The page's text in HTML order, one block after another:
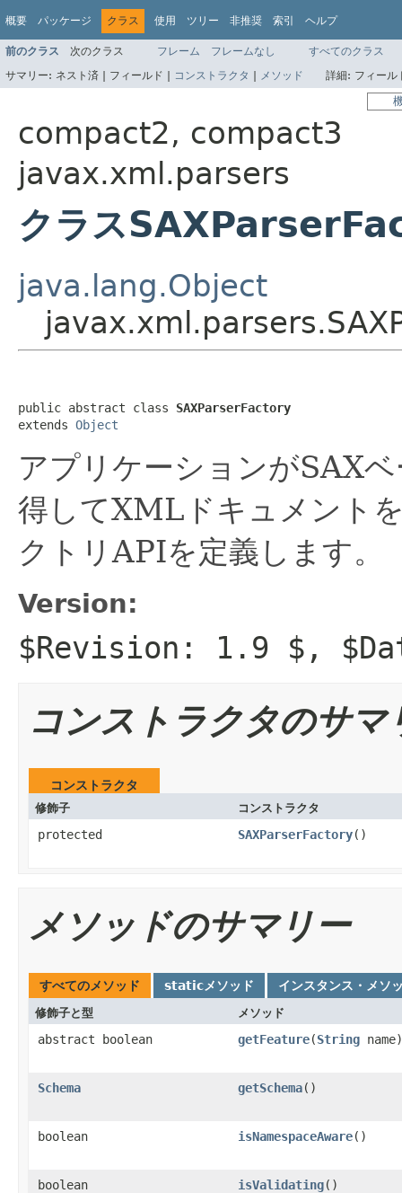
概要 パッケージ クラス 使用 ツリー 非推奨 索引 ヘルプ
前のクラス 次のクラス フレーム フレームなし
すべてのクラス
サマリー: ネスト済 | フィールド | コンストラクタ | メソッド 詳細: フィー
compact2, compact3
javax.xml.parsers
クラス
java.lang.Object
public abstract class SAXParserFactory
extends Object
アプリケーションがSAX
得してXMLドキュメント
クトリAPIを定義します。
Version:
$Revision: 1.9 $,
コンストラクタのサマ
コンストラクタ
修飾子 コンストラクタ
protected SAXParserFactory()
メソッドのサマリー
すべてのメソッド staticメソッド インスタンス・メソ
修飾子と型 メソッド
abstract boolean getFeature(String name)
Schema getSchema()
boolean isNamespaceAware()
boolean isValidating()